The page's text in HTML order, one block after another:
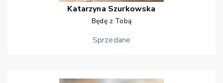
Katarzyna Szurkowska
Będę z Tobą
Sprzedane